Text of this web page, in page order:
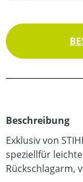
Beschreibung
Exklusiv von
speziellfür
Rückschlagarm,